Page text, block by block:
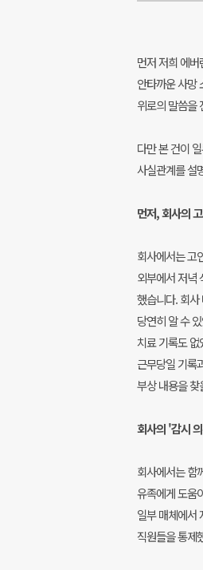
먼저 저희 에
안타까운 사망
위로의 말씀을
다만 본 건이
사실관계를 설
먼저, 회사의
회사에서는 고
외부에서 저녁
했습니다. 회
당연히 알 수
치료 기록도
근무당일 기록
부상 내용을
회사의 '감시
회사에서는 함
유족에게 도움
일부 매체에서
직원들을 통제